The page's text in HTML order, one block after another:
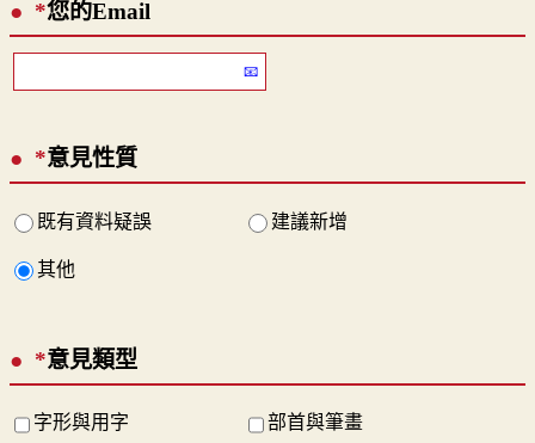
*您的Email
*意見性質
既有資料疑誤 建議新增
其他
*意見類型
字形與用字 部首與筆畫